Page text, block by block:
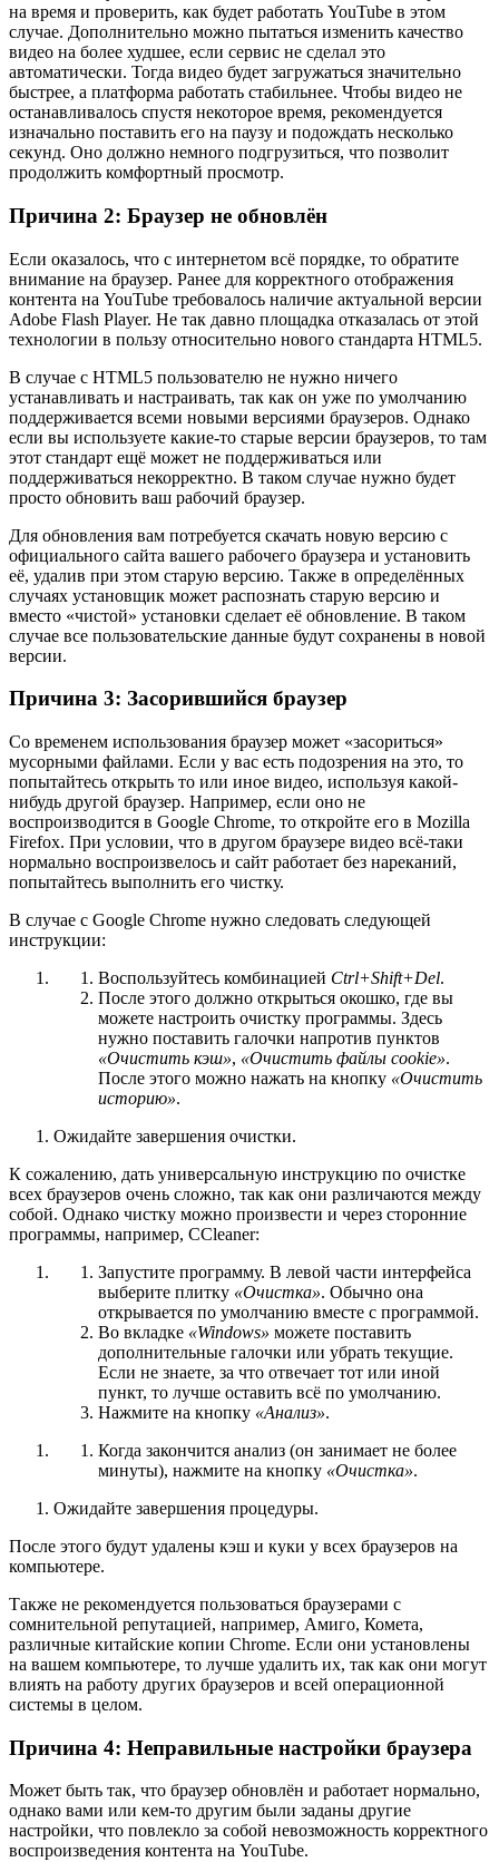
на время и проверить, как будет работать YouTube в этом
случае. Дополнительно можно пытаться изменить качество
видео на более худшее, если сервис не сделал это
автоматически. Тогда видео будет загружаться значительно
быстрее, а платформа работать стабильнее. Чтобы видео не
останавливалось спустя некоторое время, рекомендуется
изначально поставить его на паузу и подождать несколько
секунд. Оно должно немного подгрузиться, что позволит
продолжить комфортный просмотр.
Причина 2: Браузер не обновлён
Если оказалось, что с интернетом всё порядке, то обратите
внимание на браузер. Ранее для корректного отображения
контента на YouTube требовалось наличие актуальной версии
Adobe Flash Player. Не так давно площадка отказалась от этой
технологии в пользу относительно нового стандарта HTML5.
В случае с HTML5 пользователю не нужно ничего
устанавливать и настраивать, так как он уже по умолчанию
поддерживается всеми новыми версиями браузеров. Однако
если вы используете какие-то старые версии браузеров, то там
этот стандарт ещё может не поддерживаться или
поддерживаться некорректно. В таком случае нужно будет
просто обновить ваш рабочий браузер.
Для обновления вам потребуется скачать новую версию с
официального сайта вашего рабочего браузера и установить
её, удалив при этом старую версию. Также в определённых
случаях установщик может распознать старую версию и
вместо «чистой» установки сделает её обновление. В таком
случае все пользовательские данные будут сохранены в новой
версии.
Причина 3: Засорившийся браузер
Со временем использования браузер может «засориться»
мусорными файлами. Если у вас есть подозрения на это, то
попытайтесь открыть то или иное видео, используя какой-
нибудь другой браузер. Например, если оно не
воспроизводится в Google Chrome, то откройте его в Mozilla
Firefox. При условии, что в другом браузере видео всё-таки
нормально воспроизвелось и сайт работает без нареканий,
попытайтесь выполнить его чистку.
В случае с Google Chrome нужно следовать следующей
инструкции:
Воспользуйтесь комбинацией Ctrl+Shift+Del.
После этого должно открыться окошко, где вы
можете настроить очистку программы. Здесь
нужно поставить галочки напротив пунктов
«Очистить кэш», «Очистить файлы cookie».
После этого можно нажать на кнопку «Очистить
историю».
Ожидайте завершения очистки.
К сожалению, дать универсальную инструкцию по очистке
всех браузеров очень сложно, так как они различаются между
собой. Однако чистку можно произвести и через сторонние
программы, например, CCleaner:
Запустите программу. В левой части интерфейса
выберите плитку «Очистка». Обычно она
открывается по умолчанию вместе с программой.
Во вкладке «Windows» можете поставить
дополнительные галочки или убрать текущие.
Если не знаете, за что отвечает тот или иной
пункт, то лучше оставить всё по умолчанию.
Нажмите на кнопку «Анализ».
Когда закончится анализ (он занимает не более
минуты), нажмите на кнопку «Очистка».
Ожидайте завершения процедуры.
После этого будут удалены кэш и куки у всех браузеров на
компьютере.
Также не рекомендуется пользоваться браузерами с
сомнительной репутацией, например, Амиго, Комета,
различные китайские копии Chrome. Если они установлены
на вашем компьютере, то лучше удалить их, так как они могут
влиять на работу других браузеров и всей операционной
системы в целом.
Причина 4: Неправильные настройки браузера
Может быть так, что браузер обновлён и работает нормально,
однако вами или кем-то другим были заданы другие
настройки, что повлекло за собой невозможность корректного
воспроизведения контента на YouTube.